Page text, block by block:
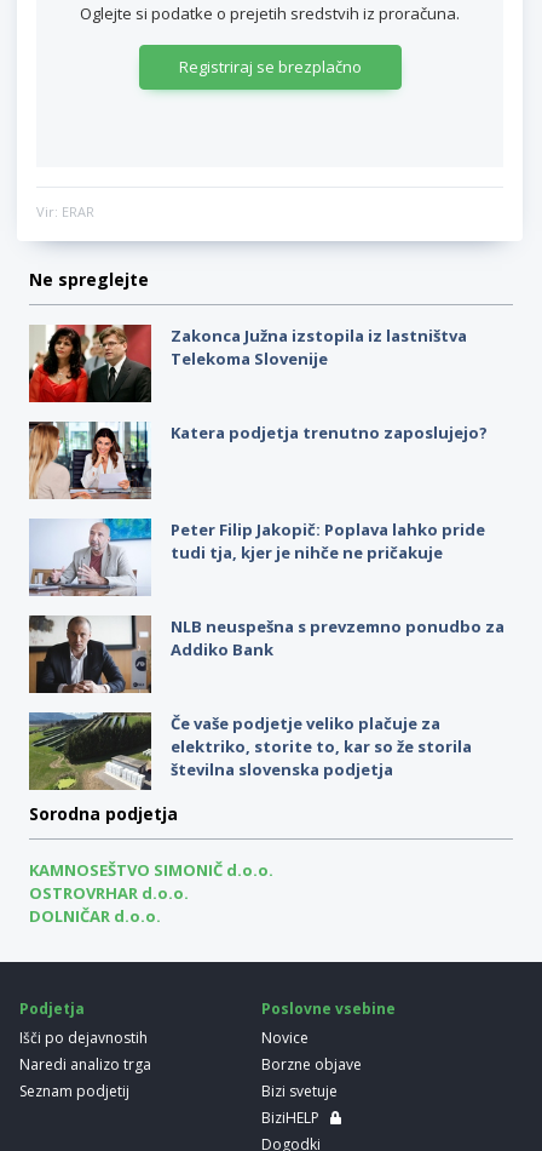
Oglejte si podatke o prejetih sredstvih iz proračuna.
Registriraj se brezplačno
Vir: ERAR
Ne spreglejte
Zakonca Južna izstopila iz lastništva
Telekoma Slovenije
Katera podjetja trenutno zaposlujejo?
Peter Filip Jakopič: Poplava lahko pride
tudi tja, kjer je nihče ne pričakuje
NLB neuspešna s prevzemno ponudbo za
Addiko Bank
Če vaše podjetje veliko plačuje za
elektriko, storite to, kar so že storila
številna slovenska podjetja
Sorodna podjetja
KAMNOSEŠTVO SIMONIČ d.o.o.
OSTROVRHAR d.o.o.
DOLNIČAR d.o.o.
Podjetja
Išči po dejavnostih
Naredi analizo trga
Seznam podjetij
Poslovne vsebine
Novice
Borzne objave
Bizi svetuje
BiziHELP
Dogodki